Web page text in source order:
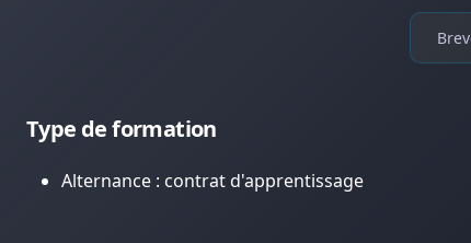
Type de formation
Alternance : contrat d'apprentissage